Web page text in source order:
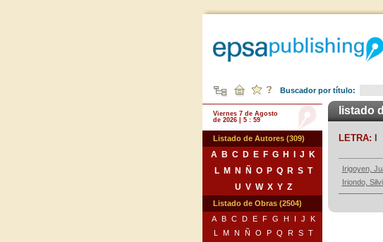
Buscador por título:
Viernes 7 de Agosto
de 2026 | 5 : 59
Listado de Autores (309)
A B C D E F G H J
K
L
M N Ñ O P Q R S T
U V W X Y Z
Listado de Obras (2504)
A
B C D E F G H I J
K
L
M N Ñ O P Q R S T
listado
LETRA:
Irigoyen,
Iriondo,